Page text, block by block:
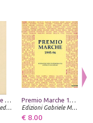
Le Cinquecentine della Biblioteca San Benedetto di Seregno
Abbazia San Benedetto
Premio Marche 1995-1996. Biennale d'arte contemporanea. Rassegna nazionale
Edizioni Gabriele Mazzotta
€ 8.00